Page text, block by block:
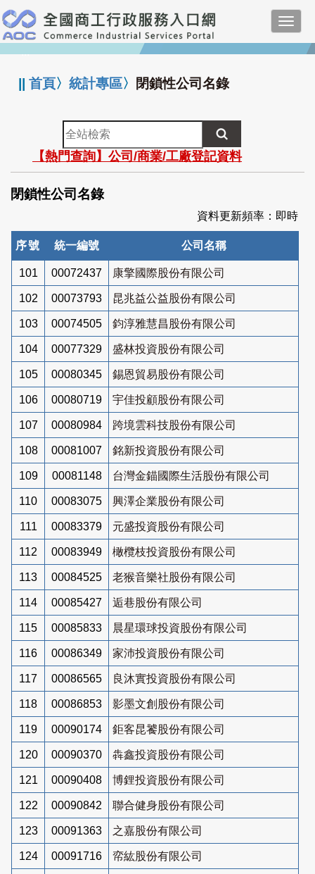
跳
到
主
要
:::
||首頁〉統計專區〉 閉鎖性公司名錄
全
站
檢
索
【熱門查詢】公司/商業/工廠登記資料
閉鎖性公司名錄
資料更新頻率：即時
序號 統一編號 公司名稱
101 00072437 康擎國際股份有限公司
102 00073793 昆兆益公益股份有限公司
103 00074505 鈞淳雅慧昌股份有限公司
104 00077329 盛林投資股份有限公司
105 00080345 錫恩貿易股份有限公司
106 00080719 宇佳投顧股份有限公司
107 00080984 跨境雲科技股份有限公司
108 00081007 銘新投資股份有限公司
109 00081148 台灣金錨國際生活股份有限公司
110 00083075 興澤企業股份有限公司
111 00083379 元盛投資股份有限公司
112 00083949 橄欖枝投資股份有限公司
113 00084525 老猴音樂社股份有限公司
114 00085427 逅巷股份有限公司
115 00085833 晨星環球投資股份有限公司
116 00086349 家沛投資股份有限公司
117 00086565 良沐實投資股份有限公司
118 00086853 影墨文創股份有限公司
119 00090174 鉅客昆饕股份有限公司
120 00090370 犇鑫投資股份有限公司
121 00090408 博鋰投資股份有限公司
122 00090842 聯合健身股份有限公司
123 00091363 之嘉股份有限公司
124 00091716 帟紘股份有限公司